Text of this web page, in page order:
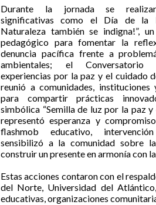
Durante la jornada se
significativas como el Día de la
Naturaleza también se indigna!”,
pedagógico para fomentar la
denuncia pacífica frente a
ambientales; el Conversatorio
experiencias por la paz y el cuidado
reunió a comunidades, instituciones
para compartir prácticas
simbólica “Semilla de luz por la paz y
representó esperanza y
flashmob educativo,
sensibilizó a la comunidad sobre
construir un presente en armonía con
Estas acciones contaron con el
del Norte, Universidad del
educativas, organizaciones